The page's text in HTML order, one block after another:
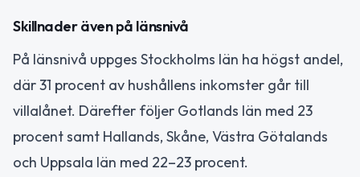
Skillnader även på länsnivå
På länsnivå uppges Stockholms län ha högst andel,
där 31 procent av hushållens inkomster går till
villalånet. Därefter följer Gotlands län med 23
procent samt Hallands, Skåne, Västra Götalands
och Uppsala län med 22–23 procent.